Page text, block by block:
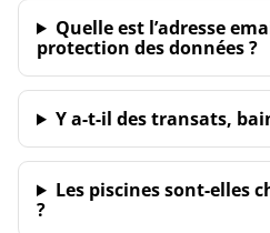
Quelle est l’adresse
protection des données ?
Y a-t-il des transats,
Les piscines sont-elles
?